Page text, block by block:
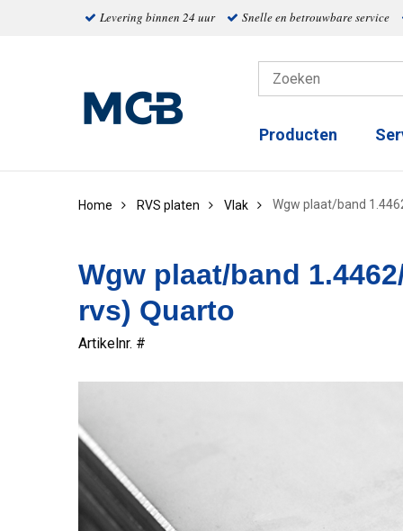
Levering binnen 24 uur Snelle en betrouwbare service
Producten
Home RVS platen Vlak Wgw plaat/band
Wgw plaat/band
rvs) Quarto
Artikelnr. #